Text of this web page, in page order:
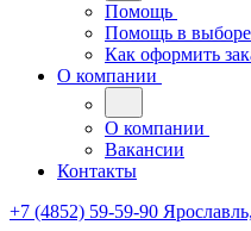
Помощь
Помощь в
Как оформить
О компании
О компании
Вакансии
Контакты
+7 (4852) 59-59-90